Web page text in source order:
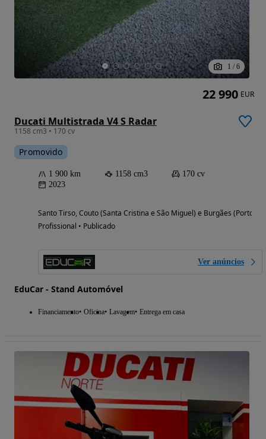
1 / 6
Ducati Multistrada V4 S Radar
1158 cm3 • 170 cv
Promovido
1 900 km 1158 cm3
170 cv
2023
Santo Tirso, Couto (Santa Cristina e São Miguel) e Burgães (Porto)
Profissional • Publicado
Ver anúncios
EduCar - Stand Automóvel
Financiamento Oficina Lavagem Entrega em casa
22 990 EUR